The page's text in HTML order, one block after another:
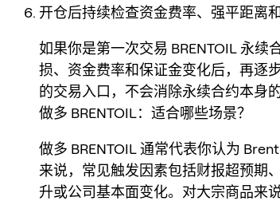
开仓后持续检查资金费率、强平距离
如果你是第一次交易 BRENTOIL 永
损、资金费率和保证金变化后，再逐
的交易入口，不会消除永续合约本身的
做多 BRENTOIL：适合哪些场景？
做多 BRENTOIL 通常代表你认为
来说，常见触发因素包括财报超预期
升或公司基本面变化。对大宗商品来